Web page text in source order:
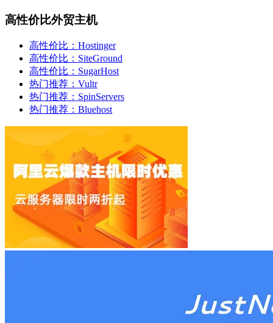
高性价比外贸主机
高性价比：Hostinger
高性价比：SiteGround
高性价比：SugarHost
热门推荐：Vultr
热门推荐：SpinServers
热门推荐：Bluehost